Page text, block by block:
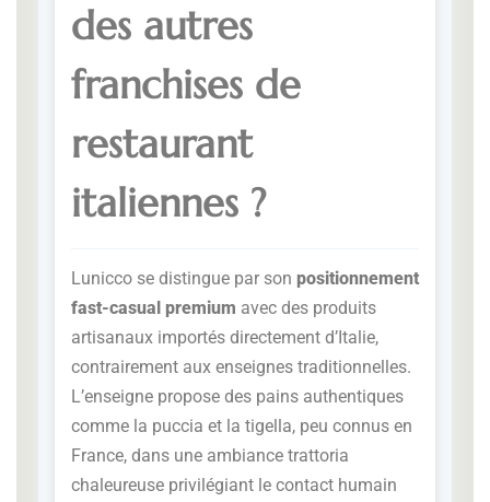
des autres
franchises de
restaurant
italiennes ?
Lunicco se distingue par son positionnement
fast-casual premium avec des produits
artisanaux importés directement d’Italie,
contrairement aux enseignes traditionnelles.
L’enseigne propose des pains authentiques
comme la puccia et la tigella, peu connus en
France, dans une ambiance trattoria
chaleureuse privilégiant le contact humain